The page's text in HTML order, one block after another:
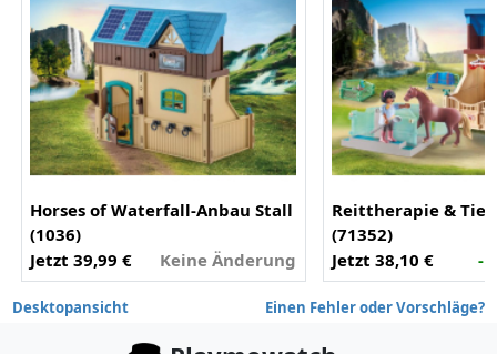
Horses of Waterfall-Anbau Stall
(1036)
Jetzt 39,99 €
Keine Änderung
Reittherapie &
(71352)
Jetzt 38,10 €
-
Desktopansicht Einen Fehler oder Vorschläge?